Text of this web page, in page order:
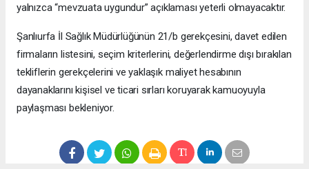
yalnızca “mevzuata uygundur” açıklaması yeterli olmayacaktır.
Şanlıurfa İl Sağlık Müdürlüğünün 21/b gerekçesini, davet edilen
firmaların listesini, seçim kriterlerini, değerlendirme dışı bırakılan
tekliflerin gerekçelerini ve yaklaşık maliyet hesabının
dayanaklarını kişisel ve ticari sırları koruyarak kamuoyuyla
paylaşması bekleniyor.